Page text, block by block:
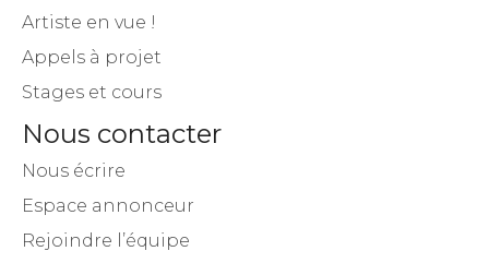
Artiste en vue !
Appels à projet
Stages et cours
Nous contacter
Nous écrire
Espace annonceur
Rejoindre l’équipe